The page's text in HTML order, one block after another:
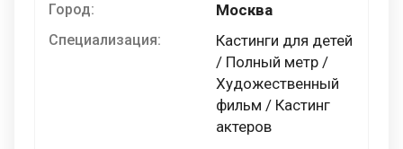
Город: Москва
Специализация:
Кастинги для детей
/ Полный метр /
Художественный
фильм / Кастинг
актеров